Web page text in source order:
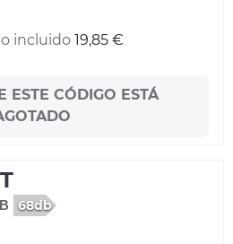
incluido 19,85 €
ESTE CÓDIGO ESTÁ
68db